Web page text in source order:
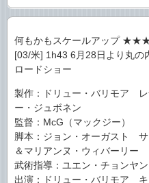
何もかもスケールアップ
[03/米] 1h43 6月28日より丸の
ロードショー
製作：ドリュー・バリモア
ー・ジュボネン
監督：McG（マックジー）
脚本：ジョン・オーガスト
＆マリアンヌ・ウィバーリー
武術指導：ユエン・チョンヤン
出演：ドリュー・バリモア